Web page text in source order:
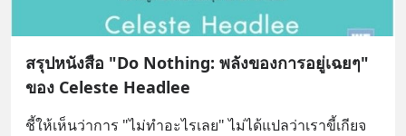
สรุปหนังสือ "Do Nothing: พลังของการอยู่เฉยๆ"
ของ Celeste Headlee
ชี้ให้เห็นว่าการ "ไม่ทำอะไรเลย" ไม่ได้แปลว่าเราขี้เกียจ